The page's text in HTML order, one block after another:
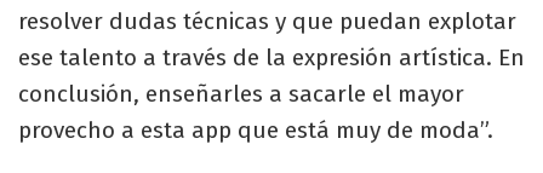
resolver dudas técnicas y que puedan explotar
ese talento a través de la expresión artística. En
conclusión, enseñarles a sacarle el mayor
provecho a esta app que está muy de moda”.